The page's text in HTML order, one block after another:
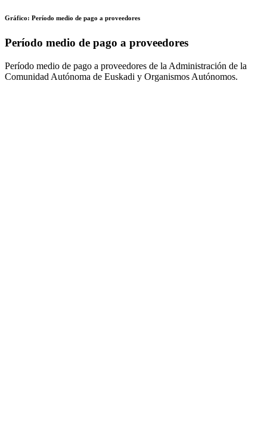
Gráfico: Período medio de pago a proveedores
Período medio de pago a proveedores
Período medio de pago a proveedores de la Administración de la
Comunidad Autónoma de Euskadi y Organismos Autónomos.